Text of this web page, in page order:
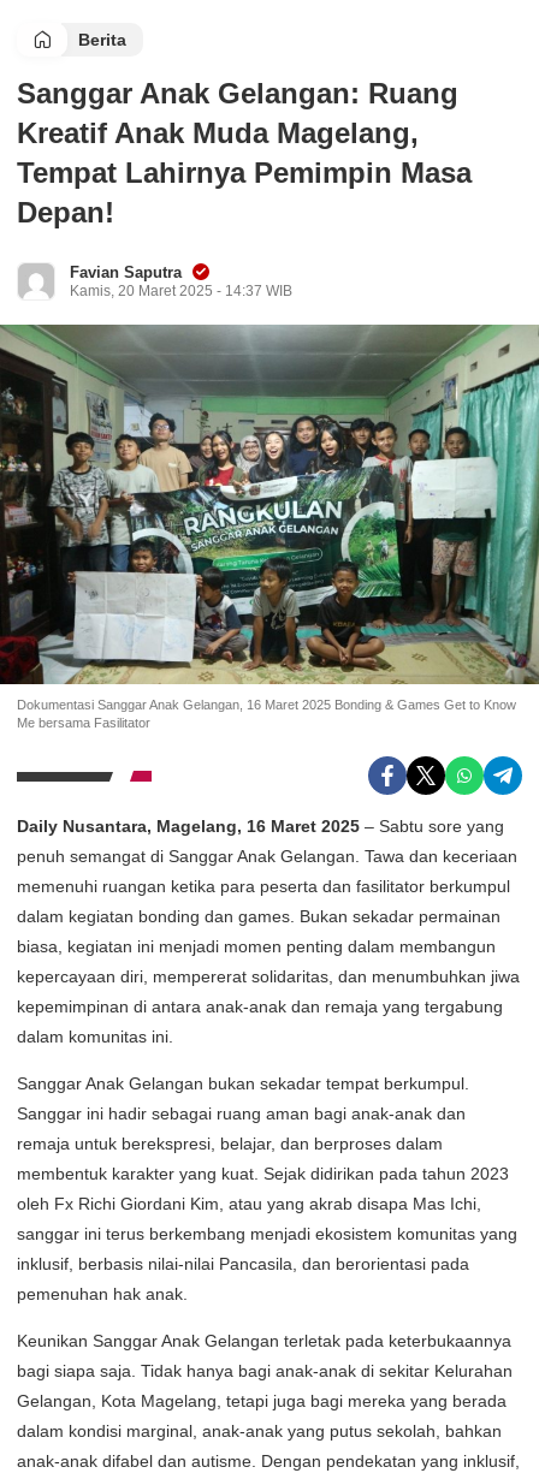
Berita
Sanggar Anak Gelangan: Ruang
Kreatif Anak Muda Magelang,
Tempat Lahirnya Pemimpin Masa
Depan!
Favian Saputra
Kamis, 20 Maret 2025 - 14:37 WIB
Dokumentasi Sanggar Anak Gelangan, 16 Maret 2025 Bonding & Games Get to Know
Me bersama Fasilitator
Daily Nusantara, Magelang, 16 Maret 2025 – Sabtu sore yang
penuh semangat di Sanggar Anak Gelangan. Tawa dan keceriaan
memenuhi ruangan ketika para peserta dan fasilitator berkumpul
dalam kegiatan bonding dan games. Bukan sekadar permainan
biasa, kegiatan ini menjadi momen penting dalam membangun
kepercayaan diri, mempererat solidaritas, dan menumbuhkan jiwa
kepemimpinan di antara anak-anak dan remaja yang tergabung
dalam komunitas ini.
Sanggar Anak Gelangan bukan sekadar tempat berkumpul.
Sanggar ini hadir sebagai ruang aman bagi anak-anak dan
remaja untuk berekspresi, belajar, dan berproses dalam
membentuk karakter yang kuat. Sejak didirikan pada tahun 2023
oleh Fx Richi Giordani Kim, atau yang akrab disapa Mas Ichi,
sanggar ini terus berkembang menjadi ekosistem komunitas yang
inklusif, berbasis nilai-nilai Pancasila, dan berorientasi pada
pemenuhan hak anak.
Keunikan Sanggar Anak Gelangan terletak pada keterbukaannya
bagi siapa saja. Tidak hanya bagi anak-anak di sekitar Kelurahan
Gelangan, Kota Magelang, tetapi juga bagi mereka yang berada
dalam kondisi marginal, anak-anak yang putus sekolah, bahkan
anak-anak difabel dan autisme. Dengan pendekatan yang inklusif,